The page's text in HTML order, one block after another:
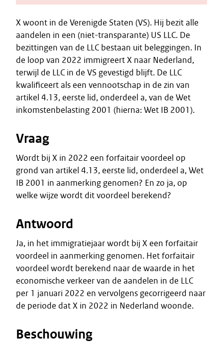
X woont in de Verenigde Staten (VS). Hij bezit alle
aandelen in een (niet-transparante) US LLC. De
bezittingen van de LLC bestaan uit beleggingen. In
de loop van 2022 immigreert X naar Nederland,
terwijl de LLC in de VS gevestigd blijft. De LLC
kwalificeert als een vennootschap in de zin van
artikel 4.13, eerste lid, onderdeel a, van de Wet
inkomstenbelasting 2001 (hierna: Wet IB 2001).
Vraag
Wordt bij X in 2022 een forfaitair voordeel op
grond van artikel 4.13, eerste lid, onderdeel a, Wet
IB 2001 in aanmerking genomen? En zo ja, op
welke wijze wordt dit voordeel berekend?
Antwoord
Ja, in het immigratiejaar wordt bij X een forfaitair
voordeel in aanmerking genomen. Het forfaitair
voordeel wordt berekend naar de waarde in het
economische verkeer van de aandelen in de LLC
per 1 januari 2022 en vervolgens gecorrigeerd naar
de periode dat X in 2022 in Nederland woonde.
Beschouwing